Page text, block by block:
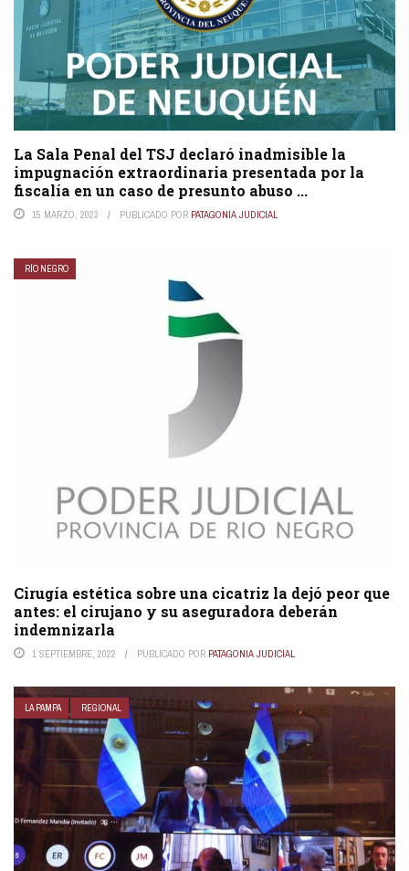
La Sala Penal del TSJ declaró inadmisible la
impugnación extraordinaria presentada por la
fiscalía en un caso de presunto abuso ...
15 MARZO, 2023 PUBLICADO POR PATAGONIA JUDICIAL
RÍO NEGRO
Cirugía estética sobre una cicatriz la dejó peor que
antes: el cirujano y su aseguradora deberán
indemnizarla
1 SEPTIEMBRE, 2022 PUBLICADO POR PATAGONIA JUDICIAL
LA PAMPA REGIONAL